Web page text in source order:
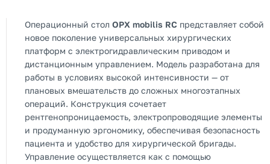
Операционный стол OPX mobilis RC представляет собой
новое поколение универсальных хирургических
платформ с электрогидравлическим приводом и
дистанционным управлением. Модель разработана для
работы в условиях высокой интенсивности — от
плановых вмешательств до сложных многоэтапных
операций. Конструкция сочетает
рентгенопроницаемость, электропроводящие элементы
и продуманную эргономику, обеспечивая безопасность
пациента и удобство для хирургической бригады.
Управление осуществляется как с помощью